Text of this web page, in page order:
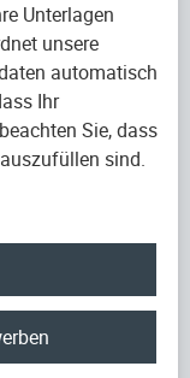
Unterlagen
unsere
automatisch
Ihr
Sie, dass
sind.